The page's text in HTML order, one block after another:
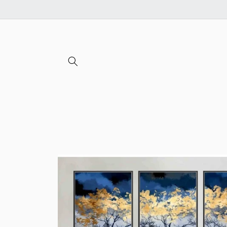
contenu
Passer aux
produits